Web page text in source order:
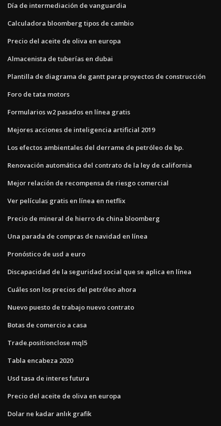
Día de intermediación de vanguardia
Calculadora bloomberg tipos de cambio
Precio del aceite de oliva en europa
Almacenista de tuberías en dubai
Plantilla de diagrama de gantt para proyectos de construcción
Foro de tata motors
Formularios w2 pasados ​​en línea gratis
Mejores acciones de inteligencia artificial 2019
Los efectos ambientales del derrame de petróleo de bp.
Renovación automática del contrato de la ley de california
Mejor relación de recompensa de riesgo comercial
Ver películas gratis en línea en netflix
Precio de mineral de hierro de china bloomberg
Una parada de compras de navidad en línea
Pronóstico de usd a euro
Discapacidad de la seguridad social que se aplica en línea
Cuáles son los precios del petróleo ahora
Nuevo puesto de trabajo nuevo contrato
Botas de comercio a casa
Trade.positionclose mql5
Tabla encabeza 2020
Usd tasa de interes futura
Precio del aceite de oliva en europa
Dolar ne kadar anlık grafik